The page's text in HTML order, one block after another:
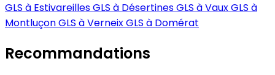
GLS à EstivareillesGLS à DésertinesGLS à VauxGLS à
MontluçonGLS à VerneixGLS à Domérat
Recommandations